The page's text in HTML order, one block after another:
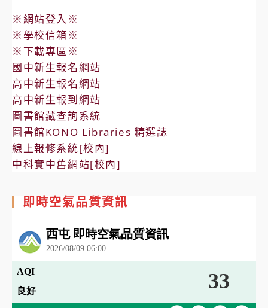
※網站登入※
※學校信箱※
※下載專區※
國中新生報名網站
高中新生報名網站
高中新生報到網站
圖書館藏查詢系統
圖書館KONO Libraries 精選誌
線上報修系統[校內]
中科實中舊網站[校內]
即時空氣品質資訊